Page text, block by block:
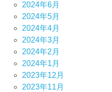
2024年6月
2024年5月
2024年4月
2024年3月
2024年2月
2024年1月
2023年12月
2023年11月